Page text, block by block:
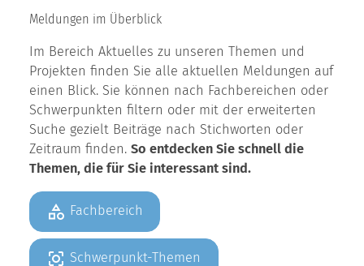
Meldungen im Überblick
Im Bereich Aktuelles zu unseren Themen und
Projekten finden Sie alle aktuellen Meldungen auf
einen Blick. Sie können nach Fachbereichen oder
Schwerpunkten filtern oder mit der erweiterten
Suche gezielt Beiträge nach Stichworten oder
Zeitraum finden. So entdecken Sie schnell die
Themen, die für Sie interessant sind.
Fachbereich
Schwerpunkt-Themen